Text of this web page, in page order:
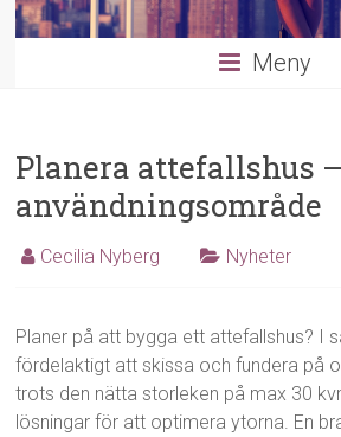
säkerhet
Meny
Planera attefallshus
användningsområde
Cecilia Nyberg Nyheter
Planer på att bygga ett attefallshus? I
fördelaktigt att skissa och fundera på
trots den nätta storleken på max 30
lösningar för att optimera ytorna. En